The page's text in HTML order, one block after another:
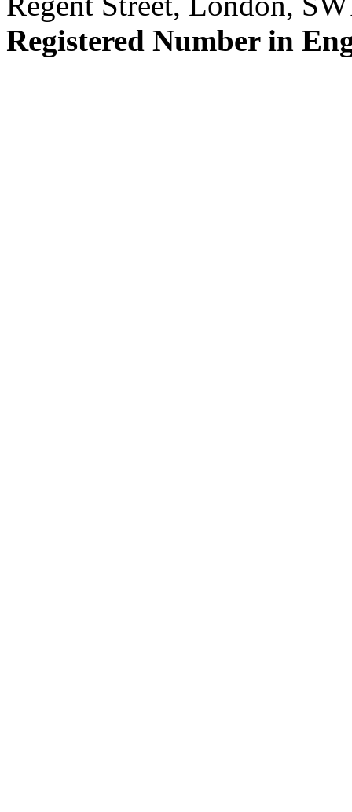
Registered Number in